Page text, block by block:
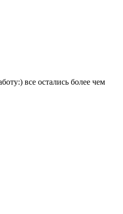
все остались более чем